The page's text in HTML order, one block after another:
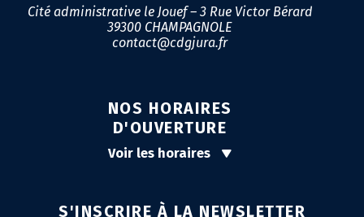
Cité administrative le Jouef – 3 Rue Victor Bérard
39300 CHAMPAGNOLE
contact@cdgjura.fr
NOS HORAIRES
D'OUVERTURE
Voir les horaires
S'INSCRIRE À LA NEWSLETTER